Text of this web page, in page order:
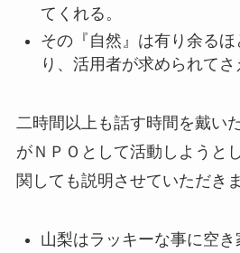
てくれる。
その『自然』は有り余る
り、活用者が求められてさ
二時間以上も話す時間を戴い
がＮＰＯとして活動しようと
関しても説明させていただき
山梨はラッキーな事に空き